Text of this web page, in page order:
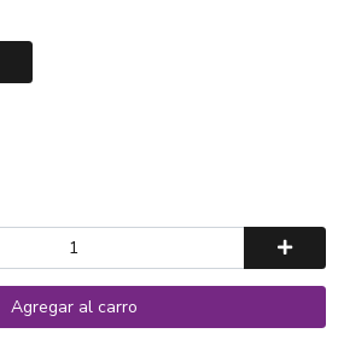
Agregar al carro